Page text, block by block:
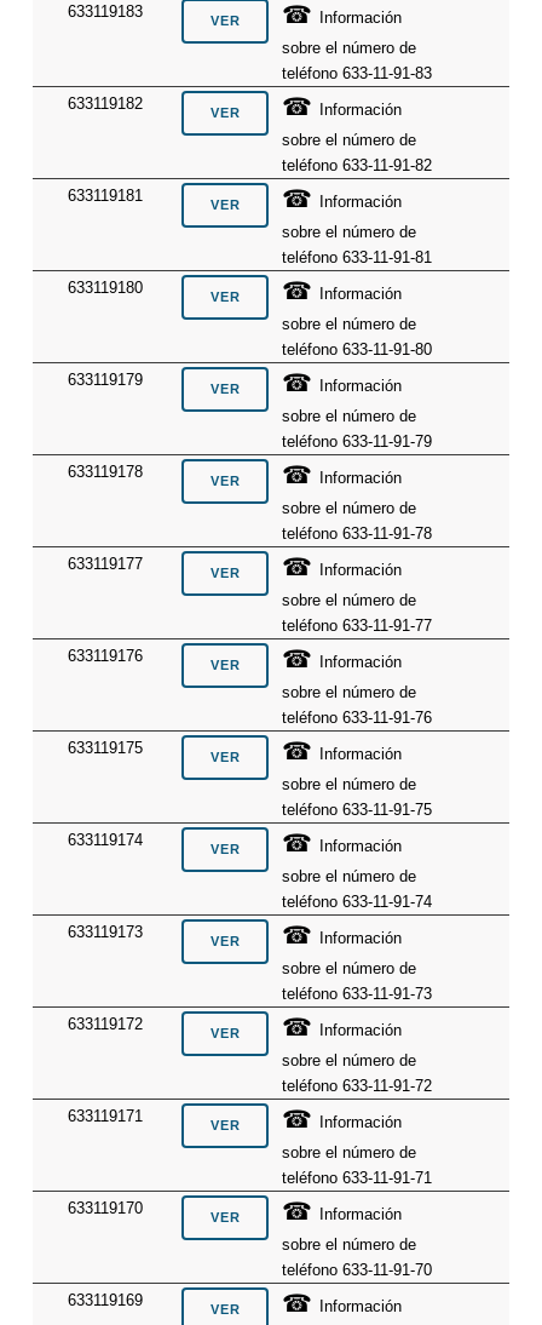
633119183 ☎ Información
sobre el número de
teléfono 633-11-91-83
633119182
☎ Información
sobre el número de
teléfono 633-11-91-82
633119181
☎ Información
sobre el número de
teléfono 633-11-91-81
633119180
☎ Información
sobre el número de
teléfono 633-11-91-80
633119179
☎ Información
sobre el número de
teléfono 633-11-91-79
633119178
☎ Información
sobre el número de
teléfono 633-11-91-78
633119177
☎ Información
sobre el número de
teléfono 633-11-91-77
633119176
☎ Información
sobre el número de
teléfono 633-11-91-76
633119175
☎ Información
sobre el número de
teléfono 633-11-91-75
633119174
☎ Información
sobre el número de
teléfono 633-11-91-74
633119173
☎ Información
sobre el número de
teléfono 633-11-91-73
633119172
☎ Información
sobre el número de
teléfono 633-11-91-72
633119171
☎ Información
sobre el número de
teléfono 633-11-91-71
633119170
☎ Información
sobre el número de
teléfono 633-11-91-70
633119169
☎ Información